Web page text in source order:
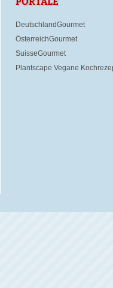
DeutschlandGourmet
ÖsterreichGourmet
SuisseGourmet
Plantscape Vegane